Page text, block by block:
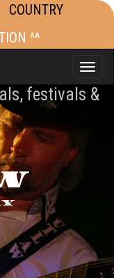
COUNTRY
^^
Toggle
festivals &